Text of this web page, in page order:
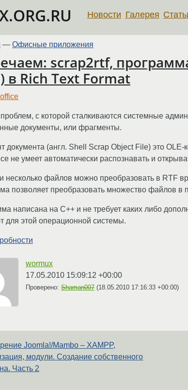
Новости Галерея
— Офисные приложения
scrap2rtf,
в Rich Text Format
с которой сталкиваются системные
документы, или фрагменты.
документа (англ. Shell Scrap Object File) это
не умеет автоматически распознавать и
несколько файлов можно преобразовать в RTF
позволяет преобразовать множество файлов в
написана на С++ и не требует каких либо
для этой операционной системы.
wormux
17.05.2010 15:09:12 +00:00
Проверено: Shaman007 (18.05.2010 17:16:33 +00:00)
Joomla!/Mambo – XAMPP,
модули. Создание собственного
Часть 2